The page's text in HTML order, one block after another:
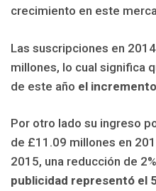
crecimiento en este
Las suscripciones en
millones, lo cual significa
de este año el
Por otro lado su ingreso
de £11.09 millones en
2015, una reducción de
publicidad representó el